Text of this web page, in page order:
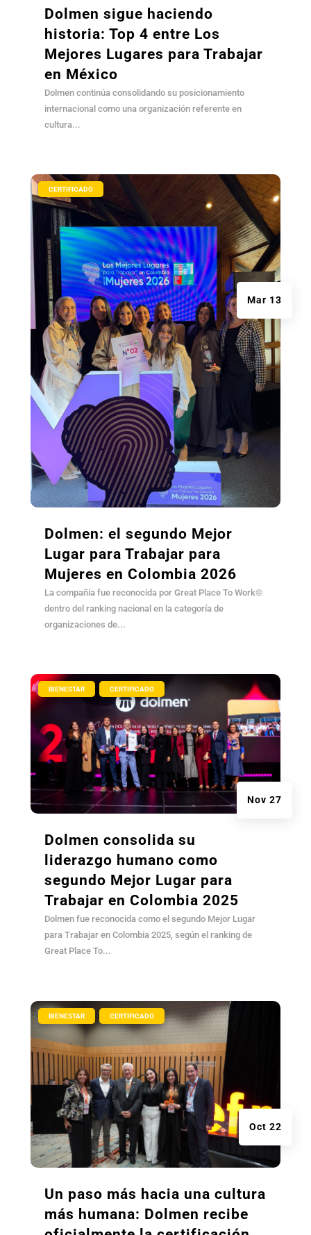
Dolmen sigue haciendo
historia: Top 4 entre Los
Mejores Lugares para Trabajar
en México
Dolmen continúa consolidando su posicionamiento
internacional como una organización referente en
cultura...
Dolmen: el segundo Mejor
Lugar para Trabajar para
Mujeres en Colombia 2026
Mar 13
CERTIFICADO
La compañía fue reconocida por Great Place To Work®
dentro del ranking nacional en la categoría de
organizaciones de...
Dolmen consolida su
liderazgo humano como
segundo Mejor Lugar para
Trabajar en Colombia 2025
Nov 27
BIENESTAR CERTIFICADO
Dolmen fue reconocida como el segundo Mejor Lugar
para Trabajar en Colombia 2025, según el ranking de
Great Place To...
Un paso más hacia una cultura
más humana: Dolmen recibe
Oct 22
BIENESTAR CERTIFICADO